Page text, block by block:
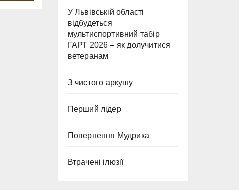
У Львівській області
відбудеться
мультиспортивний табір
ГАРТ 2026 – як долучитися
ветеранам
З чистого аркушу
Перший лідер
Повернення Мудрика
Втрачені ілюзії